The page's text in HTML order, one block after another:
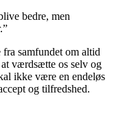
bedre, men
samfundet om altid
værdsætte os selv og
ikke være en endeløs
og tilfredshed.